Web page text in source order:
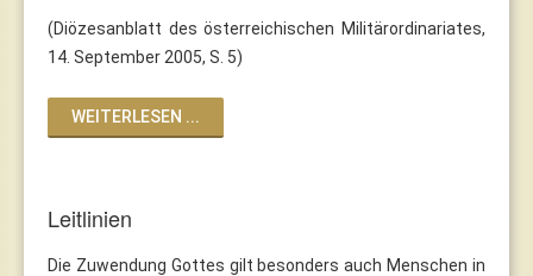
(Diözesanblatt des österreichischen Militärordinariates,
14. September 2005, S. 5)
WEITERLESEN ...
Leitlinien
Die Zuwendung Gottes gilt besonders auch Menschen in